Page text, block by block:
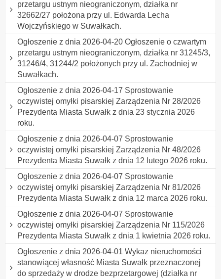
przetargu ustnym nieograniczonym, działka nr
32662/27 położona przy ul. Edwarda Lecha
Wojczyńskiego w Suwałkach.
Ogłoszenie z dnia 2026-04-20 Ogłoszenie o czwartym
przetargu ustnym nieograniczonym, działka nr 31245/3,
31246/4, 31244/2 położonych przy ul. Zachodniej w
Suwałkach.
Ogłoszenie z dnia 2026-04-17 Sprostowanie
oczywistej omyłki pisarskiej Zarządzenia Nr 28/2026
Prezydenta Miasta Suwałk z dnia 23 stycznia 2026
roku.
Ogłoszenie z dnia 2026-04-07 Sprostowanie
oczywistej omyłki pisarskiej Zarządzenia Nr 48/2026
Prezydenta Miasta Suwałk z dnia 12 lutego 2026 roku.
Ogłoszenie z dnia 2026-04-07 Sprostowanie
oczywistej omyłki pisarskiej Zarządzenia Nr 81/2026
Prezydenta Miasta Suwałk z dnia 12 marca 2026 roku.
Ogłoszenie z dnia 2026-04-07 Sprostowanie
oczywistej omyłki pisarskiej Zarządzenia Nr 115/2026
Prezydenta Miasta Suwałk z dnia 1 kwietnia 2026 roku.
Ogłoszenie z dnia 2026-04-01 Wykaz nieruchomości
stanowiącej własność Miasta Suwałk przeznaczonej
do sprzedaży w drodze bezprzetargowej (działka nr